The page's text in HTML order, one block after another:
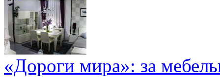
«Дороги мира»: за